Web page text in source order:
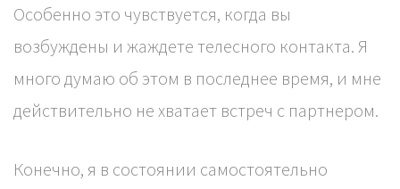
Особенно это чувствуется, когда вы
возбуждены и жаждете телесного контакта. Я
много думаю об этом в последнее время, и мне
действительно не хватает встреч с партнером.
Конечно, я в состоянии самостоятельно